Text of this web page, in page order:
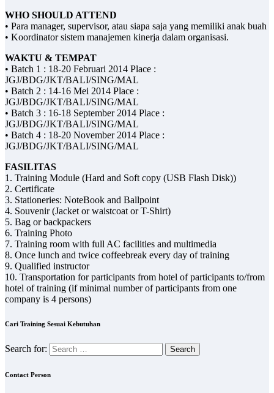
WHO SHOULD ATTEND
• Para manager, supervisor, atau siapa saja yang memiliki anak buah
• Koordinator sistem manajemen kinerja dalam organisasi.
WAKTU & TEMPAT
• Batch 1 : 18-20 Februari 2014 Place :
JGJ/BDG/JKT/BALI/SING/MAL
• Batch 2 : 14-16 Mei 2014 Place :
JGJ/BDG/JKT/BALI/SING/MAL
• Batch 3 : 16-18 September 2014 Place :
JGJ/BDG/JKT/BALI/SING/MAL
• Batch 4 : 18-20 November 2014 Place :
JGJ/BDG/JKT/BALI/SING/MAL
FASILITAS
1. Training Module (Hard and Soft copy (USB Flash Disk))
2. Certificate
3. Stationeries: NoteBook and Ballpoint
4. Souvenir (Jacket or waistcoat or T-Shirt)
5. Bag or backpackers
6. Training Photo
7. Training room with full AC facilities and multimedia
8. Once lunch and twice coffeebreak every day of training
9. Qualified instructor
10. Transportation for participants from hotel of participants to/from
hotel of training (if minimal number of participants from one
company is 4 persons)
Cari Training Sesuai Kebutuhan
Search for:
Contact Person